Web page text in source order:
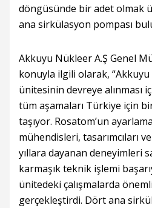
döngüsünde bir adet olmak
ana sirkülasyon pompası
Akkuyu Nükleer A.Ş Genel
konuyla ilgili olarak,
ünitesinin devreye alınması
tüm aşamaları Türkiye için
taşıyor. Rosatom’un
mühendisleri, tasarımcıları
yıllara dayanan deneyimleri
karmaşık teknik işlemi
ünitedeki çalışmalarda
gerçekleştirdi. Dört ana